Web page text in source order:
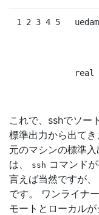
1 2 3 4 5
real
これで、sshでソー
標準出力から出てき
元のマシンの標準
は、
ssh コマンド
言えば当然ですが
です。 ワンライナ
モートとローカル